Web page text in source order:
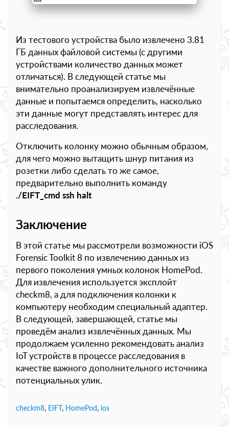
Из тестового устройства было извлечено 3.81
ГБ данных файловой системы (с другими
устройствами количество данных может
отличаться). В следующей статье мы
внимательно проанализируем извлечённые
данные и попытаемся определить, насколько
эти данные могут представлять интерес для
расследования.
Отключить колонку можно обычным образом,
для чего можно вытащить шнур питания из
розетки либо сделать то же самое,
предварительно выполнить команду
./EIFT_cmd ssh halt
Заключение
В этой статье мы рассмотрели возможности iOS
Forensic Toolkit 8 по извлечению данных из
первого поколения умных колонок HomePod.
Для извлечения используется эксплойт
checkm8, а для подключения колонки к
компьютеру необходим специальный адаптер.
В следующей, завершающей, статье мы
проведём анализ извлечённых данных. Мы
продолжаем усиленно рекомендовать анализ
IoT устройств в процессе расследования в
качестве важного дополнительного источника
потенциальных улик.
checkm8, EIFT, HomePod, ios